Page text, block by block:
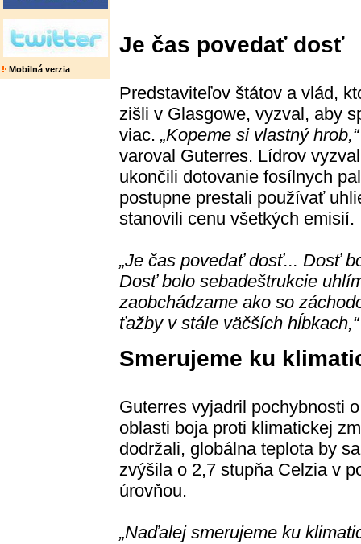
Mobilná verzia
Je čas povedať dosť
Predstaviteľov štátov a vlád,
zišli v Glasgowe, vyzval, aby
viac. „Kopeme si vlastný hrob,“
varoval Guterres. Lídrov
ukončili dotovanie fosílnych
postupne prestali používať
stanovili cenu všetkých emisií.
„Je čas povedať dosť... Dosť
Dosť bolo sebadeštrukcie
zaobchádzame ako so
ťažby v stále väčších hĺbkach,“
Smerujeme ku
Guterres vyjadril pochybnosti
oblasti boja proti klimatickej
dodržali, globálna teplota by
zvýšila o 2,7 stupňa Celzia v
úrovňou.
„Naďalej smerujeme ku